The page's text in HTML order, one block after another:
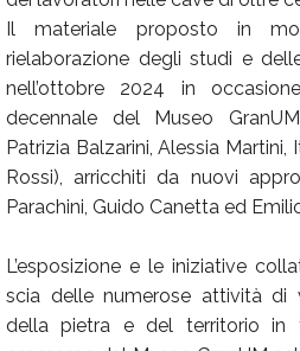
Il materiale proposto in
rielaborazione degli studi e
nell’ottobre 2024 in
decennale del Museo
Patrizia Balzarini, Alessia
Rossi), arricchiti da nuovi
Parachini, Guido Canetta ed
L’esposizione e le iniziative
scia delle numerose attività di
della pietra e del territorio in